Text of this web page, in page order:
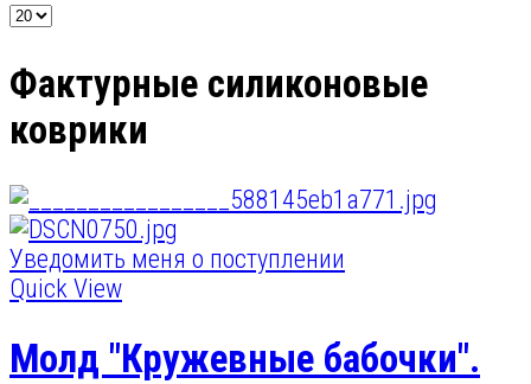
Фактурные силиконовые
коврики
Уведомить меня о поступлении
Quick View
Молд "Кружевные бабочки".